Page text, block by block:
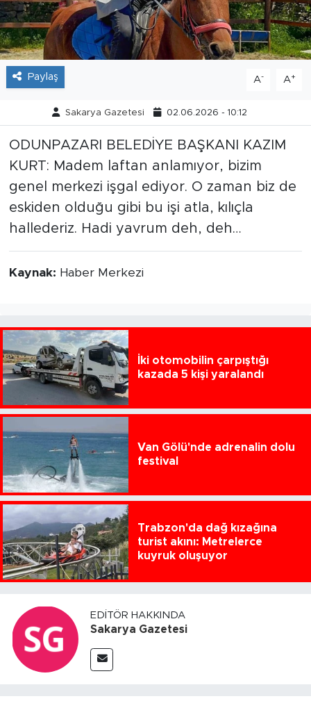
Paylaş A- A+
Sakarya Gazetesi 02.06.2026 - 10:12
ODUNPAZARI BELEDİYE BAŞKANI KAZIM
KURT: Madem laftan anlamıyor, bizim
genel merkezi işgal ediyor. O zaman biz de
eskiden olduğu gibi bu işi atla, kılıçla
hallederiz. Hadi yavrum deh, deh…
Kaynak: Haber Merkezi
İki otomobilin çarpıştığı
kazada 5 kişi yaralandı
Van Gölü'nde adrenalin dolu
festival
Trabzon'da dağ kızağına
turist akını: Metrelerce
kuyruk oluşuyor
EDITÖR HAKKINDA
Sakarya Gazetesi
Tarihçe
Resmi İlanlar
Teknoloji
Politika